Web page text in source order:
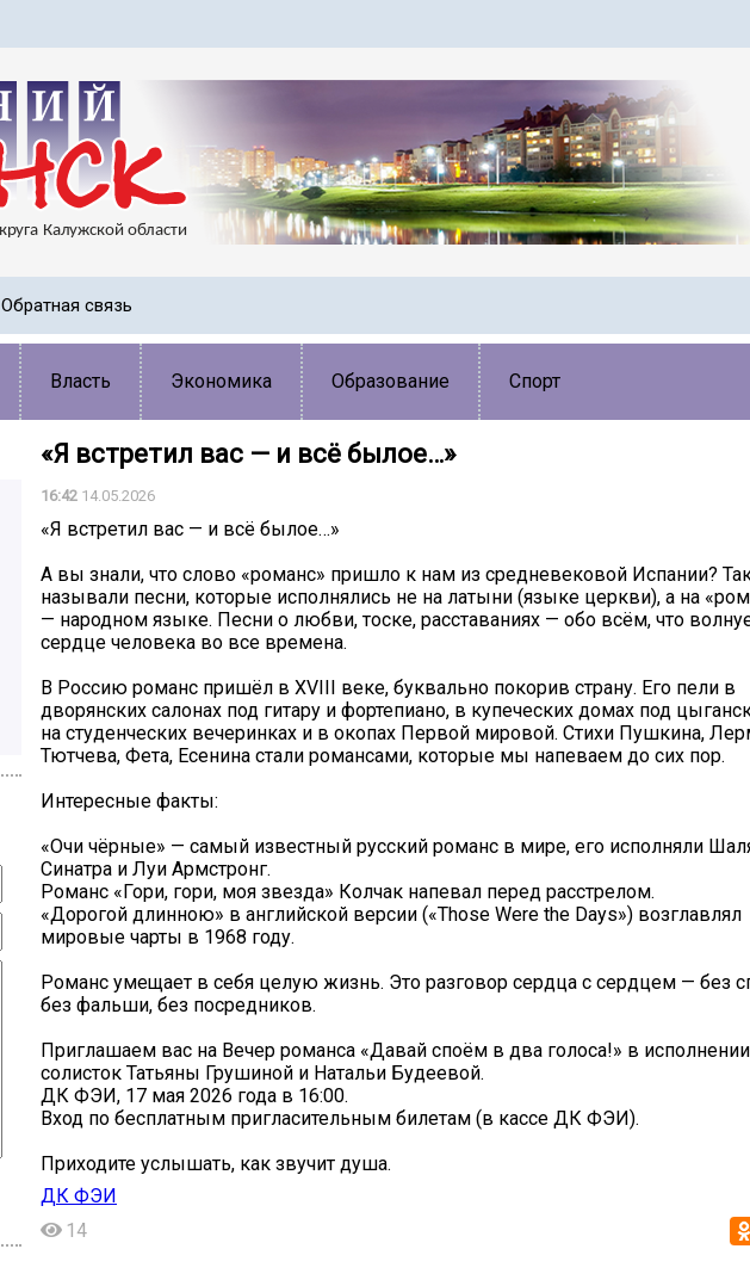
Обратная связь
Власть Экономика Образование Спорт
«Я встретил вас — и всё былое…»
16:42 14.05.2026
«Я встретил вас — и всё былое…»
А вы знали, что слово «романс» пришло к нам из средневековой Испании?
называли песни, которые исполнялись не на латыни (языке церкви), а на
— народном языке. Песни о любви, тоске, расставаниях — обо всём, что
сердце человека во все времена.
В Россию романс пришёл в XVIII веке, буквально покорив страну. Его пели в
дворянских салонах под гитару и фортепиано, в купеческих домах под
на студенческих вечеринках и в окопах Первой мировой. Стихи Пушкина,
Тютчева, Фета, Есенина стали романсами, которые мы напеваем до сих пор.
Интересные факты:
«Очи чёрные» — самый известный русский романс в мире, его исполняли
Синатра и Луи Армстронг.
Романс «Гори, гори, моя звезда» Колчак напевал перед расстрелом.
«Дорогой длинною» в английской версии («Those Were the Days») возглавлял
мировые чарты в 1968 году.
Романс умещает в себя целую жизнь. Это разговор сердца с сердцем — без
без фальши, без посредников.
Приглашаем вас на Вечер романса «Давай споём в два голоса!» в исполнении
солисток Татьяны Грушиной и Натальи Будеевой.
ДК ФЭИ, 17 мая 2026 года в 16:00.
Вход по бесплатным пригласительным билетам (в кассе ДК ФЭИ).
Приходите услышать, как звучит душа. ️
ДК ФЭИ
14